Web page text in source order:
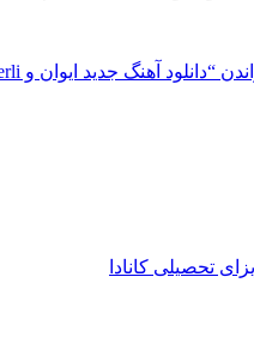
“دانلود آهنگ جدید ایوان و Nur Ceferli – عالیجناب (دی جی الوان ریمیکس)”
تحصیلی کانادا